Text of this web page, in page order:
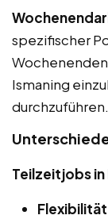
spezifischer
Ismaning
durchzuführen.
Teilzeitjobs in